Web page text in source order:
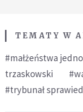
TEMATY W
#małżeństwa
trzaskowski
#trybunał